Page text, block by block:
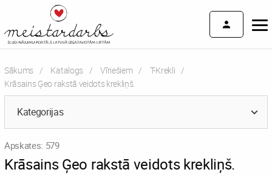
Sākums Katalogs Vīriešiem
T-Krekli
Current:
Krāsains Ģeo rakstā veidots krekliņš.
Kategorijas
Apskates: 579
Krāsains Ģeo rakstā veidots krekliņš.